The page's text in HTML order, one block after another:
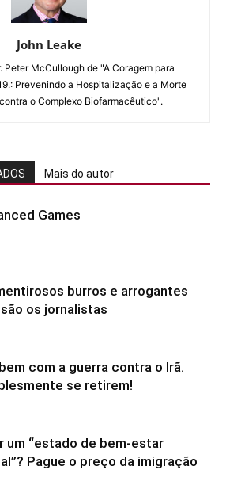
John Leake
Peter McCullough de "A Coragem para
Prevenindo a Hospitalização e a Morte
o Complexo Biofarmacêutico".
Mais do autor
Games
burros e arrogantes
os jornalistas
com a guerra contra o Irã.
se retirem!
um “estado de bem-estar
Pague o preço da imigração